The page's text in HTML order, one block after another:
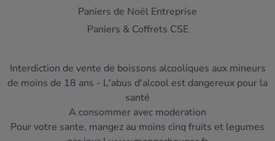
Paniers de Noël Entreprise
Paniers & Coffrets CSE
Interdiction de vente de boissons alcooliques aux mineurs
de moins de 18 ans - L'abus d'alcool est dangereux pour la
santé
A consommer avec moderation
Pour votre sante, mangez au moins cinq fruits et legumes